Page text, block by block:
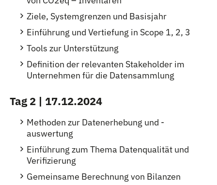
Ziele, Systemgrenzen und Basisjahr
Einführung und Vertiefung in Scope 1, 2, 3
Tools zur Unterstützung
Definition der relevanten Stakeholder im
Unternehmen für die Datensammlung
Tag 2 | 17.12.2024
Methoden zur Datenerhebung und -
auswertung
Einführung zum Thema Datenqualität und
Verifizierung
Gemeinsame Berechnung von Bilanzen